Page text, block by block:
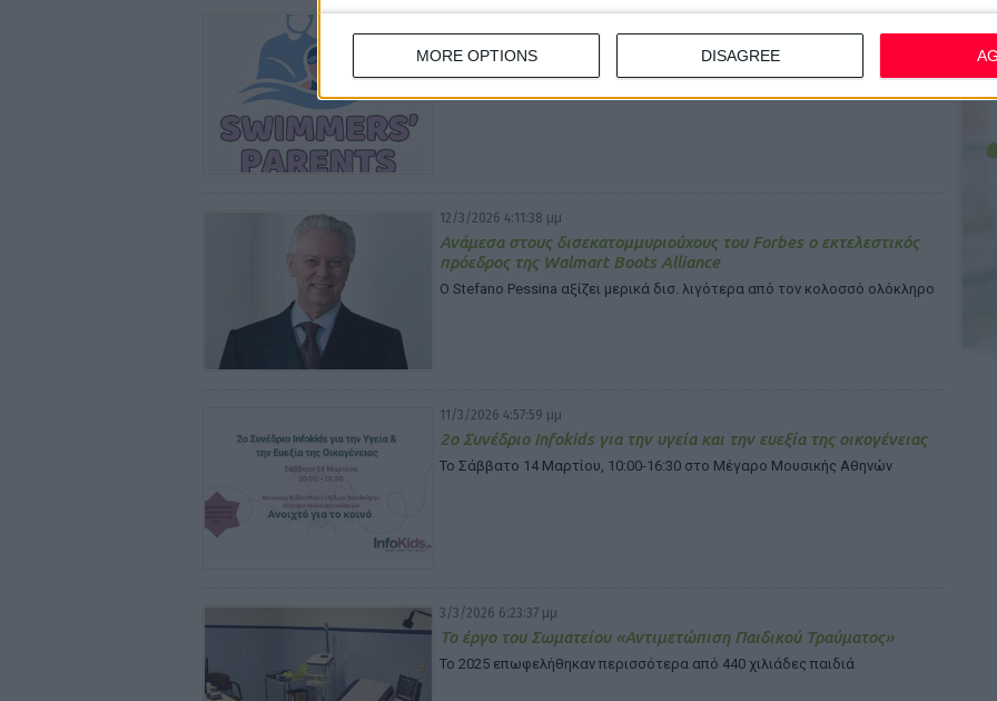
MORE OPTIONS DISAGREE
παιδιών στον αθλητισμό
12/3/2026 4:11:38 μμ
Ανάμεσα στους δισεκατομμυριούχους του Forbes o εκτελεστικός
πρόεδρος της Walmart Boots Alliance
O Stefano Pessina αξίζει μερικά δισ. λιγότερα από τον κολοσσό ολόκληρο
11/3/2026 4:57:59 μμ
2ο Συνέδριο Infokids για την υγεία και την ευεξία της οικογένειας
Το Σάββατο 14 Μαρτίου, 10:00-16:30 στο Μέγαρο Μουσικής Αθηνών
3/3/2026 6:23:37 μμ
Το έργο του Σωματείου «Αντιμετώπιση Παιδικού Τραύματος»
Το 2025 επωφελήθηκαν περισσότερα από 440 χιλιάδες παιδιά